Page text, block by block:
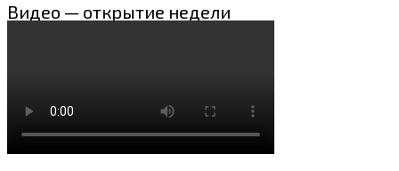
Видео — открытие недели